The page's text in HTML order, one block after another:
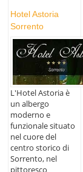
Hotel Astoria
Sorrento
L'Hotel Astoria è
un albergo
moderno e
funzionale situato
nel cuore del
centro storico di
Sorrento, nel
pittoresco